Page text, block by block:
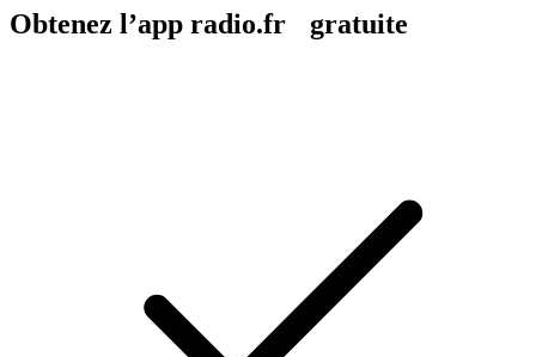
Obtenez l’app radio.fr gratuite